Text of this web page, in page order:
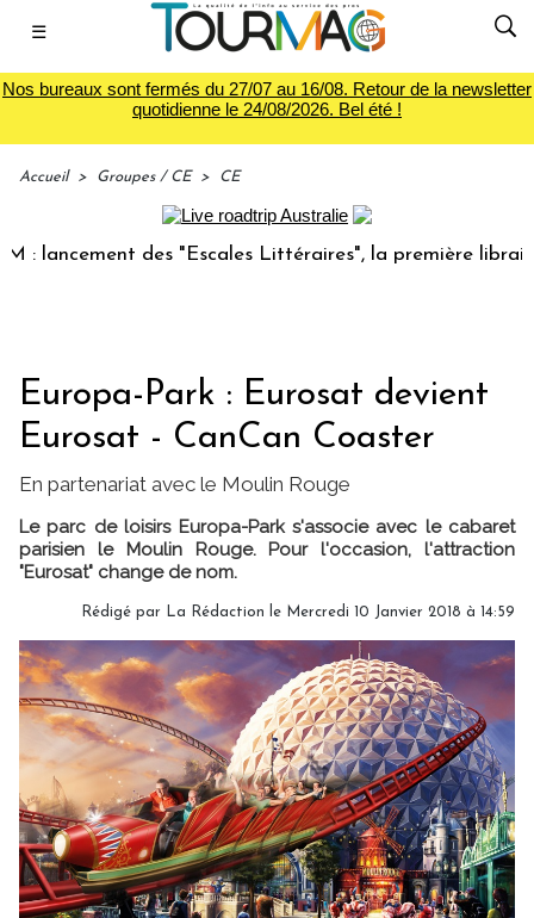
☰
Nos bureaux sont fermés du 27/07 au 16/08. Retour de la newsletter
quotidienne le 24/08/2026. Bel été !
Accueil > Groupes / CE > CE
des "Escales Littéraires", la première librairie
Europa-Park : Eurosat devient
Eurosat - CanCan Coaster
En partenariat avec le Moulin Rouge
Le parc de loisirs Europa-Park s'associe avec le cabaret
parisien le Moulin Rouge. Pour l'occasion, l'attraction
"Eurosat" change de nom.
Rédigé par La Rédaction le Mercredi 10 Janvier 2018 à 14:59